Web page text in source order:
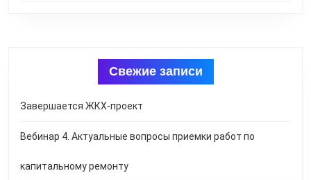
Свежие записи
Завершается ЖКХ-проект
Вебинар 4. Актуальные вопросы приемки работ по
капитальному ремонту